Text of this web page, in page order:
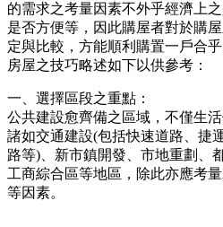
的需求之考量因素不外乎經濟上
是否方便等，因此購屋者對於購
定與比較，方能順利購置一戶合
房屋之技巧略述如下以供參考：
一、選擇區段之重點：
公共建設愈齊備之區域，不僅生
諸如交通建設(包括快速道路、捷
路等)、新市鎮開發、市地重劃、
工商綜合區等地區，除此亦應考
等因素。